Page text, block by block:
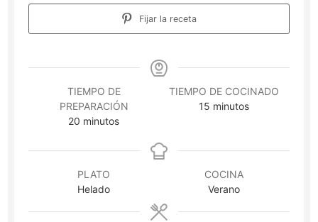
Fijar la receta
TIEMPO DE
PREPARACIÓN
20 minutos
minutos
TIEMPO DE COCINADO
15 minutos
minutos
PLATO
Helado
COCINA
Verano